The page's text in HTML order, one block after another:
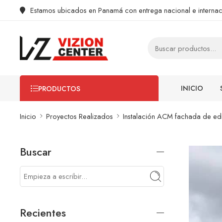
Estamos ubicados en Panamá con entrega nacional e
PRODUCTOS INICIO
Inicio Proyectos Realizados Instalación ACM fachada de
Buscar
Recientes